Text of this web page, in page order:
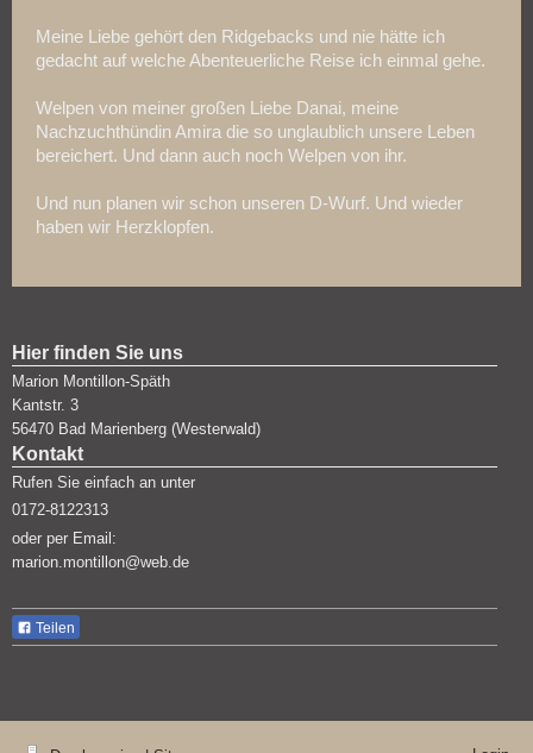
Meine Liebe gehört den Ridgebacks und nie hätte ich
gedacht auf welche Abenteuerliche Reise ich einmal gehe.
Welpen von meiner großen Liebe Danai, meine
Nachzuchthündin Amira die so unglaublich unsere Leben
bereichert. Und dann auch noch Welpen von ihr.
Und nun planen wir schon unseren D-Wurf. Und wieder
haben wir Herzklopfen.
Hier finden Sie uns
Marion Montillon-Späth
Kantstr. 3
56470 Bad Marienberg (Westerwald)
Kontakt
Rufen Sie einfach an unter
0172-8122313
oder per Email:
marion.montillon@web.de
Teilen